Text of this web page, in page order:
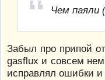
Чем паяли
Забыл про припой
gasflux и совсем
исправлял ошибки